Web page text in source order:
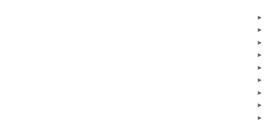
►
►
►
►
►
►
►
►
►